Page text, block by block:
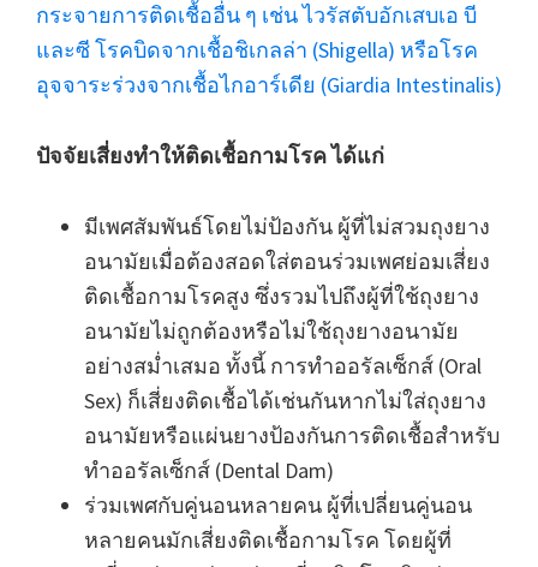
กระจายการติดเชื้ออื่น ๆ เช่น ไวรัสตับอักเสบเอ บี
และซี โรคบิดจากเชื้อชิเกลล่า (Shigella) หรือโรค
อุจจาระร่วงจากเชื้อไกอาร์เดีย (Giardia Intestinalis)
ปัจจัยเสี่ยงทำให้ติดเชื้อกามโรค ได้แก่
มีเพศสัมพันธ์โดยไม่ป้องกัน ผู้ที่ไม่สวมถุงยาง
อนามัยเมื่อต้องสอดใส่ตอนร่วมเพศย่อมเสี่ยง
ติดเชื้อกามโรคสูง ซึ่งรวมไปถึงผู้ที่ใช้ถุงยาง
อนามัยไม่ถูกต้องหรือไม่ใช้ถุงยางอนามัย
อย่างสม่ำเสมอ ทั้งนี้ การทำออรัลเซ็กส์ (Oral
Sex) ก็เสี่ยงติดเชื้อได้เช่นกันหากไม่ใส่ถุงยาง
อนามัยหรือแผ่นยางป้องกันการติดเชื้อสำหรับ
ทำออรัลเซ็กส์ (Dental Dam)
ร่วมเพศกับคู่นอนหลายคน ผู้ที่เปลี่ยนคู่นอน
หลายคนมักเสี่ยงติดเชื้อกามโรค โดยผู้ที่